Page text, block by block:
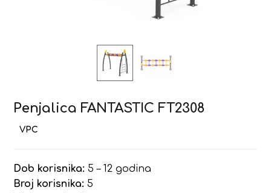
Penjalica FANTASTIC FT2308
Dob korisnika: 5 – 12 godina
Broj korisnika: 5